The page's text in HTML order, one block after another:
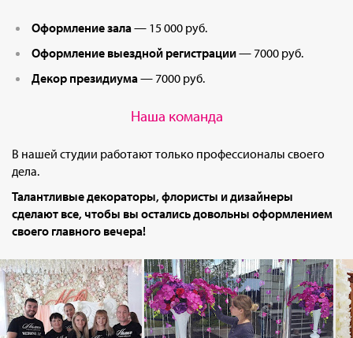
Оформление зала— 15 000 руб.
Оформление выездной регистрации— 7000 руб.
Декор президиума— 7000 руб.
Наша команда
В нашей студии работают только профессионалы своего
дела.
Талантливые декораторы, флористы и дизайнеры
сделают все, чтобы вы остались довольны оформлением
своего главного вечера!